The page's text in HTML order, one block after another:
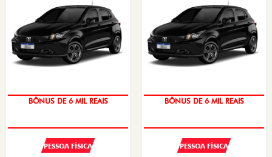
BÔNUS DE 6 MIL REAIS
PESSOA FÍSICA
BÔNUS DE 6 MIL REAIS
PESSOA FÍSICA